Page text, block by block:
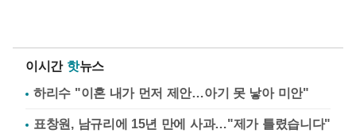
이시간 핫뉴스
하리수 "이혼 내가 먼저 제안…아기 못 낳아 미안"
표창원, 남규리에 15년 만에 사과…"제가 틀렸습니다"